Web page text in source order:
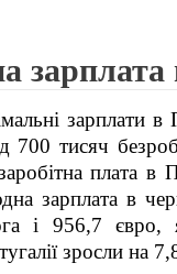
зарплата
зарплати в
700 тисяч
плата
зарплата в
і 956,7 євро,
зросли на